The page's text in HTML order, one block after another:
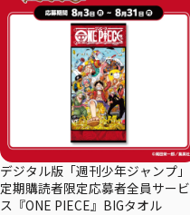
デジタル版「週刊少年ジャンプ」
定期購読者限定応募者全員サービ
ス『ONE PIECE』BIGタオル